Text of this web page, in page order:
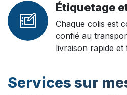
Étiquetage
Chaque colis est
confié au
livraison rapide et
Services sur